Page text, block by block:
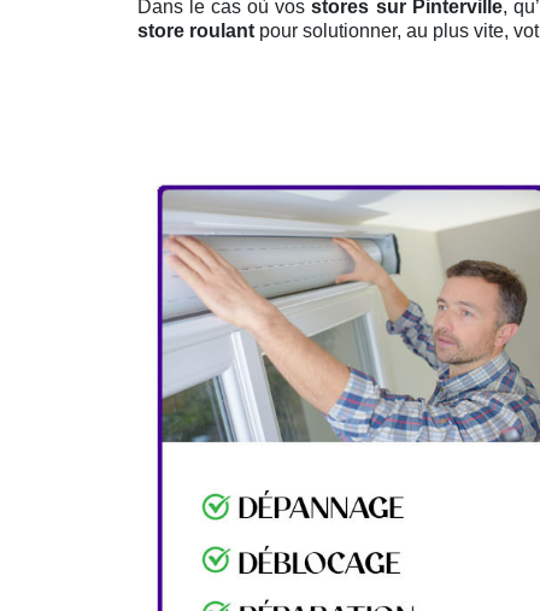
Dans le cas où vosstores sur Pinterville,
store roulant pour solutionner, au plus vite,